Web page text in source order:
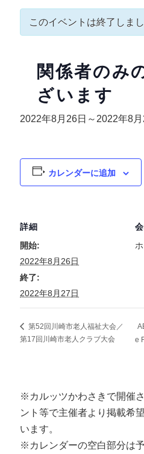
このイベントは終了しまし
関係者のみ
ざいます
2022年8月26日 ～ 2022年8月
カレンダーに追加
詳細
開始:
2022年8月26日
終了:
2022年8月27日
第52回川崎市老人福祉大会／
第17回川崎市老人クラブ大会
e
※カルッツかわさきで開催
ント等で主催者より掲載希
います。
※カレンダーの空白部分は